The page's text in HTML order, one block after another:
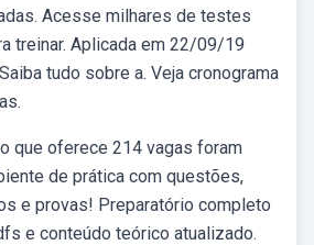
Acesse milhares de testes
treinar. Aplicada em 22/09/19
tudo sobre a. Veja cronograma
que oferece 214 vagas foram
de prática com questões,
e provas! Preparatório completo
e conteúdo teórico atualizado.